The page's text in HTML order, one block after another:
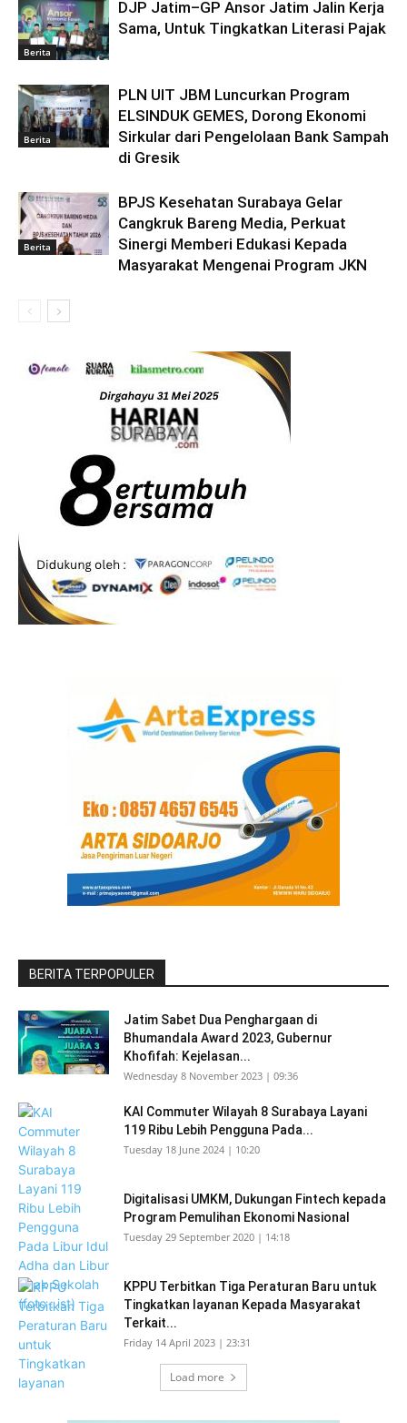
Berita
DJP Jatim–GP Ansor Jatim Jalin Kerja
Sama, Untuk Tingkatkan Literasi Pajak
Berita
PLN UIT JBM Luncurkan Program
ELSINDUK GEMES, Dorong Ekonomi
Sirkular dari Pengelolaan Bank Sampah
di Gresik
Berita
BPJS Kesehatan Surabaya Gelar
Cangkruk Bareng Media, Perkuat
Sinergi Memberi Edukasi Kepada
Masyarakat Mengenai Program JKN
BERITA TERPOPULER
Jatim Sabet Dua Penghargaan di
Bhumandala Award 2023, Gubernur
Khofifah: Kejelasan...
Wednesday 8 November 2023 | 09:36
KAI Commuter Wilayah 8 Surabaya Layani
119 Ribu Lebih Pengguna Pada...
Tuesday 18 June 2024 | 10:20
Digitalisasi UMKM, Dukungan Fintech kepada
Program Pemulihan Ekonomi Nasional
Tuesday 29 September 2020 | 14:18
KPPU Terbitkan Tiga Peraturan Baru untuk
Tingkatkan layanan Kepada Masyarakat
Terkait...
Friday 14 April 2023 | 23:31
Load more